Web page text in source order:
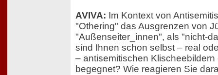
AVIVA: Im Kontext von
"Othering" das Ausgrenzen von
"Außenseiter_innen", als "nicht-
sind Ihnen schon selbst – real
– antisemitischen
begegnet? Wie reagieren Sie